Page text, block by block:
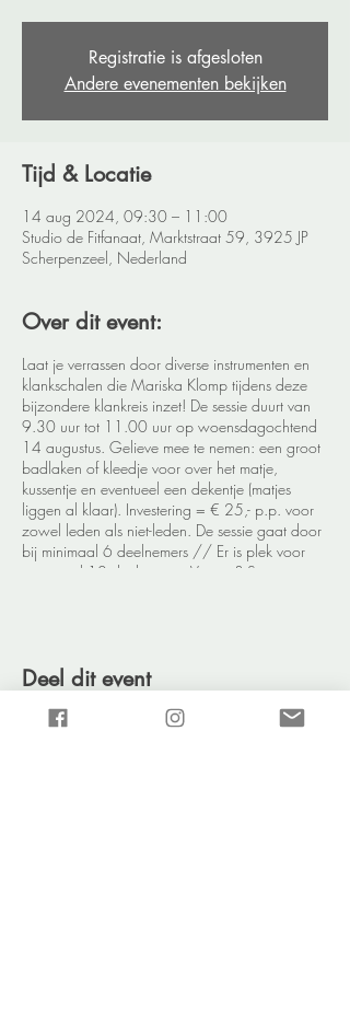
Registratie is afgesloten
Andere evenementen bekijken
Tijd & Locatie
14 aug 2024, 09:30 – 11:00
Studio de Fitfanaat, Marktstraat 59, 3925 JP
Scherpenzeel, Nederland
Over dit event:
Laat je verrassen door diverse instrumenten en
klankschalen die Mariska Klomp tijdens deze
bijzondere klankreis inzet! De sessie duurt van
9.30 uur tot 11.00 uur op woensdagochtend
14 augustus. Gelieve mee te nemen: een groot
badlaken of kleedje voor over het matje,
kussentje en eventueel een dekentje (matjes
liggen al klaar). Investering = € 25,- p.p. voor
zowel leden als niet-leden. De sessie gaat door
bij minimaal 6 deelnemers // Er is plek voor
maximaal 10 deelnemers. Vragen? Stuur gerust
Deel dit event